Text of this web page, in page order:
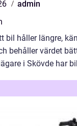
admin
bil håller längre,
behåller värdet
i Skövde har